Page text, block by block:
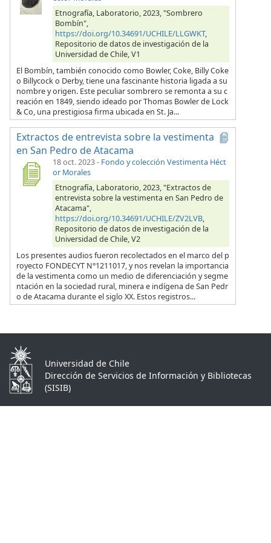
Etnografía, Laboratorio, 2023, "Sombrero
Bombín",
https://doi.org/10.34691/UCHILE/LLGWKT,
Repositorio de datos de investigación de la
Universidad de Chile, V1
El Bombín, también conocido como Bowler, Coke, Billy Coke
o Billycock o Derby, tiene una fascinante historia ligada a su
nombre y origen. Este peculiar sombrero se remonta a su c
reación en 1849, siendo ideado por Thomas Bowler de Lock
& Co, una prestigiosa firma ubicada en St. Ja...
Extractos de entrevista sobre la vestimenta
en San Pedro de Atacama
18 oct. 2023- Fondo y colección Vestimenta Héct
or Morales
Etnografía, Laboratorio, 2023, "Extractos de
entrevista sobre la vestimenta en San Pedro de
Atacama",
https://doi.org/10.34691/UCHILE/ZV2LVB,
Repositorio de datos de investigación de la
Universidad de Chile, V2
Los presentes audios fueron recolectados en el marco del p
royecto FONDECYT N°1211017, y nos revelan la importancia
de la vestimenta como un medio de diferenciación y segme
ntación en la sociedad rural, minera e indígena de San Pedr
o de Atacama durante el siglo XX. Estos registros...
Universidad de Chile
Dirección de Servicios de Información y Bibliotecas
(SISIB)